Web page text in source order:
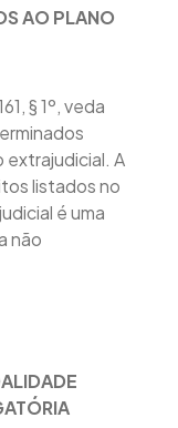
AO PLANO
§ 1º, veda
A
listados no
é uma
não